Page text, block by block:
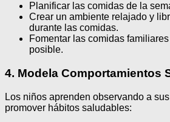
Planificar las comidas de la
Crear un ambiente relajado y
durante las comidas.
Fomentar las comidas
posible.
4. Modela Comportamientos
Los niños aprenden observando a
promover hábitos saludables: